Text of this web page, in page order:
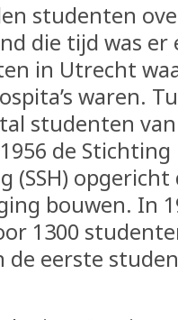
studenten
die tijd was
in Utrecht
waren.
studenten
de Stichting
(SSH) opgericht
bouwen. In
1300
de eerste